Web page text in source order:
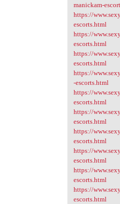
manickam-
https://
escorts.html
https://
escorts.html
https://
escorts.html
https://
-escorts.html
https://
escorts.html
https://
escorts.html
https://
escorts.html
https://
escorts.html
https://
escorts.html
https://
escorts.html